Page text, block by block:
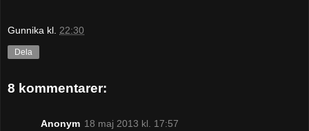
Gunnika kl. 22:30
Dela
8 kommentarer:
Anonym 18 maj 2013 kl. 17:57